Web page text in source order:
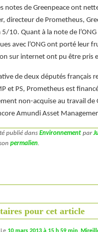
notes de Greenpeace ont
directeur de Prometheus,
5/10. Quant à la note de
avec l’ONG ont porté leur
sur internet ont pu être pris
de deux députés français
et PS, Prometheus est
non-acquise au travail de
Amundi Asset
publié dans Environnement par
permalien.
pour cet article